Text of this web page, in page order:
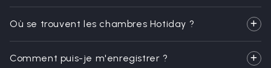
Où se trouvent les chambres Hotiday ?
Comment puis-je m'enregistrer ?